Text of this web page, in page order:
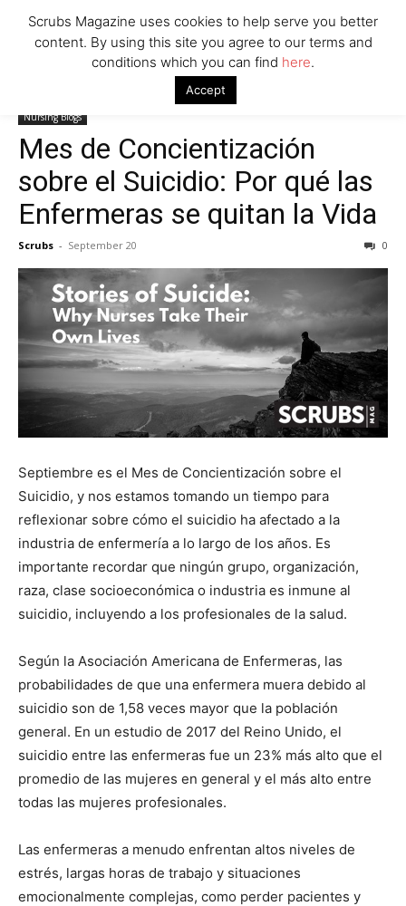
Mes de Concientización sobre el Suicidio:
Por qué las Enfermeras se quitan la Vida
Nursing Blogs
Mes de Concientización
sobre el Suicidio: Por qué las
Enfermeras se quitan la Vida
Scrubs - September 20 0
Septiembre es el Mes de Concientización sobre el
Suicidio, y nos estamos tomando un tiempo para
reflexionar sobre cómo el suicidio ha afectado a la
industria de enfermería a lo largo de los años. Es
importante recordar que ningún grupo, organización,
raza, clase socioeconómica o industria es inmune al
suicidio, incluyendo a los profesionales de la salud.
Según la Asociación Americana de Enfermeras, las
probabilidades de que una enfermera muera debido al
suicidio son de 1,58 veces mayor que la población
general. En un estudio de 2017 del Reino Unido, el
suicidio entre las enfermeras fue un 23% más alto que el
promedio de las mujeres en general y el más alto entre
todas las mujeres profesionales.
Las enfermeras a menudo enfrentan altos niveles de
estrés, largas horas de trabajo y situaciones
emocionalmente complejas, como perder pacientes y
Scrubs Magazine uses cookies to help serve you better
content. By using this site you agree to our terms and
conditions which you can find here.
Accept